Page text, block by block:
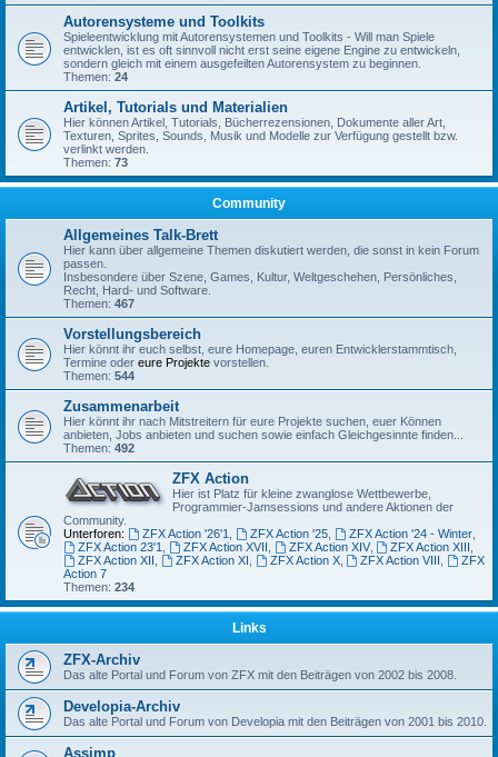
Autorensysteme und Toolkits
Spieleentwicklung mit Autorensystemen und Toolkits - Will man Spiele
entwicklen, ist es oft sinnvoll nicht erst seine eigene Engine zu entwickeln,
sondern gleich mit einem ausgefeilten Autorensystem zu beginnen.
Themen: 24
Artikel, Tutorials und Materialien
Hier können Artikel, Tutorials, Bücherrezensionen, Dokumente aller Art,
Texturen, Sprites, Sounds, Musik und Modelle zur Verfügung gestellt bzw.
verlinkt werden.
Themen: 73
Community
Allgemeines Talk-Brett
Hier kann über allgemeine Themen diskutiert werden, die sonst in kein Forum
passen.
Insbesondere über Szene, Games, Kultur, Weltgeschehen, Persönliches,
Recht, Hard- und Software.
Themen: 467
Vorstellungsbereich
Hier könnt ihr euch selbst, eure Homepage, euren Entwicklerstammtisch,
Termine oder eure Projekte vorstellen.
Themen: 544
Zusammenarbeit
Hier könnt ihr nach Mitstreitern für eure Projekte suchen, euer Können
anbieten, Jobs anbieten und suchen sowie einfach Gleichgesinnte finden...
Themen: 492
ZFX Action
Hier ist Platz für kleine zwanglose Wettbewerbe,
Programmier-Jamsessions und andere Aktionen der
Community.
Unterforen:
ZFX Action '26'1, ZFX Action '25, ZFX Action '24 - Winter,
ZFX Action 23'1, ZFX Action XVII , ZFX Action XIV, ZFX Action XIII ,
ZFX Action XII , ZFX Action XI , ZFX Action X, ZFX Action VIII ,
ZFX
Action 7
Themen: 234
Links
ZFX-Archiv
Das alte Portal und Forum von ZFX mit den Beiträgen von 2002 bis 2008.
Developia-Archiv
Das alte Portal und Forum von Developia mit den Beiträgen von 2001 bis 2010.
Assimp